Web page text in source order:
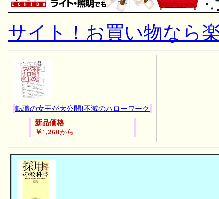
サイト！お買い物なら
転職の女王が大公開!不滅のハローワーク
新品価格
￥1,260から